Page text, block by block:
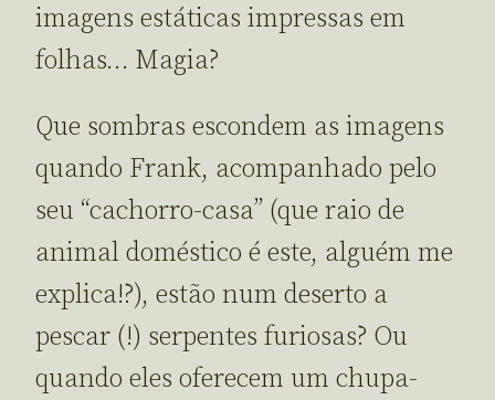
imagens estáticas impressas em
folhas… Magia?
Que sombras escondem as imagens
quando Frank, acompanhado pelo
seu “cachorro-casa” (que raio de
animal doméstico é este, alguém me
explica!?), estão num deserto a
pescar (!) serpentes furiosas? Ou
quando eles oferecem um chupa-